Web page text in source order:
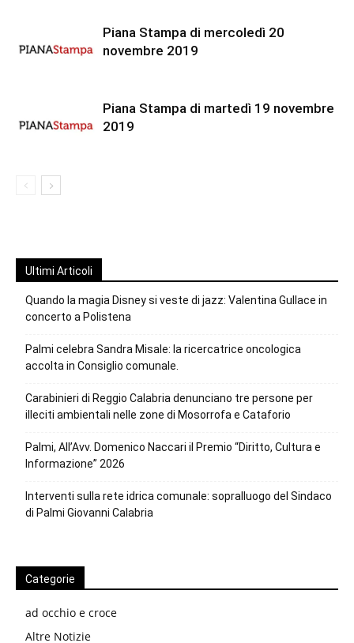
Piana Stampa di mercoledì 20
novembre 2019
Piana Stampa di martedì 19 novembre
2019
Ultimi Articoli
Quando la magia Disney si veste di jazz: Valentina Gullace in
concerto a Polistena
Palmi celebra Sandra Misale: la ricercatrice oncologica
accolta in Consiglio comunale.
Carabinieri di Reggio Calabria denunciano tre persone per
illeciti ambientali nelle zone di Mosorrofa e Cataforio
Palmi, All’Avv. Domenico Naccari il Premio “Diritto, Cultura e
Informazione” 2026
Interventi sulla rete idrica comunale: sopralluogo del Sindaco
di Palmi Giovanni Calabria
Categorie
ad occhio e croce
Altre Notizie